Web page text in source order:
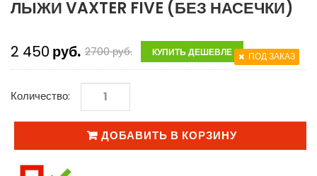
ЛЫЖИ VAXTER FIVE (БЕЗ НАСЕЧКИ)
2 450 руб. 2700руб. КУПИТЬ ДЕШЕВЛЕ ПОД ЗАКАЗ
Количество:
ДОБАВИТЬ В КОРЗИНУ